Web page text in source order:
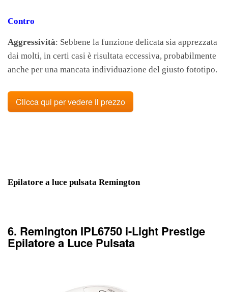
Contro
Aggressività: Sebbene la funzione delicata sia apprezzata
dai molti, in certi casi è risultata eccessiva, probabilmente
anche per una mancata individuazione del giusto fototipo.
Clicca qui per vedere il prezzo
Epilatore a luce pulsata Remington
6. Remington IPL6750 i-Light Prestige
Epilatore a Luce Pulsata